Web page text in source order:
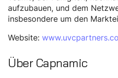
aufzubauen, und dem
insbesondere um den
Website:
Über Capnamic